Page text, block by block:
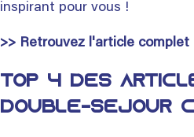
inspirant pour vous !
>> Retrouvez l'article complet
Top 4 des
double-séjour